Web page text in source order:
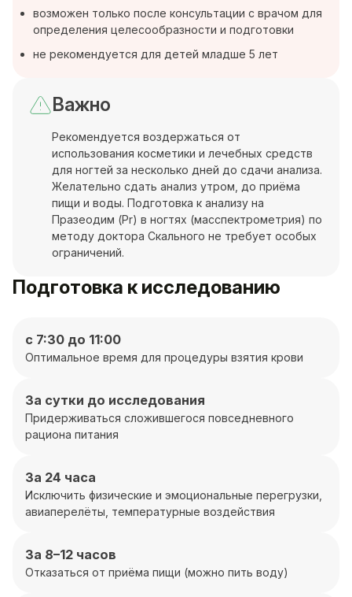
возможен только после консультации с врачом для
определения целесообразности и подготовки
не рекомендуется для детей младше 5 лет
Важно
Рекомендуется воздержаться от
использования косметики и лечебных средств
для ногтей за несколько дней до сдачи анализа.
Желательно сдать анализ утром, до приёма
пищи и воды. Подготовка к анализу на
Празеодим (Pr) в ногтях (масспектрометрия) по
методу доктора Скального не требует особых
ограничений.
Подготовка к исследованию
с 7:30 до 11:00
Оптимальное время для процедуры взятия крови
За сутки до исследования
Придерживаться сложившегося повседневного
рациона питания
За 24 часа
Исключить физические и эмоциональные перегрузки,
авиаперелёты, температурные воздействия
За 8–12 часов
Отказаться от приёма пищи (можно пить воду)